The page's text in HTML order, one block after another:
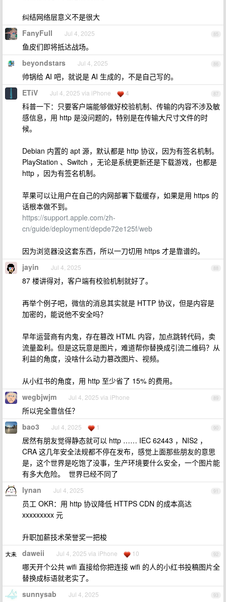
纠结网络层意义不是很大
85
FanyFull Jul 4, 2025
鱼皮们即将抵达战场。
86
beyondstars Jul 4, 2025
帅锅给 AI 吧，就说是 AI 生成的，不是自己写的。
87
ETiV Jul 4, 2025 via iPhone 4
科普一下：只要客户端能够做好校验机制、传输的内容不涉及敏
感信息，用 http 是没问题的，特别是在传输大尺寸文件的时
候。
Debian 内置的 apt 源，默认都是 http 协议，因为有签名机制。
PlayStation 、Switch ，无论是系统更新还是下载游戏，也都是
http ，因为有签名机制。
苹果可以让用户在自己的内网部署下载缓存，如果是用 https 的
话根本做不到。
https://support.apple.com/zh-
cn/guide/deployment/depde72e125f/web
因为浏览器没这套东西，所以一刀切用 https 才是靠谱的。
88
jayin Jul 4, 2025
87 楼讲得对，客户端有校验机制就好了。
再举个例子吧，微信的消息其实就是 HTTP 协议，但是内容是
加密的，能说他不安全吗？
早年运营商有内鬼，存在篡改 HTML 内容，加点跳转代码，卖
流量盈利。但是这玩意是图片，难道帮你替换成引流二维码？从
利益的角度，没啥什么动力篡改图片、视频。
从小红书的角度，用 http 至少省了 15% 的费用。
89
wegbjwjm Jul 4, 2025 via iPhone
所以完全靠信任？
90
bao3 Jul 4, 2025 1
居然有朋友觉得静态就可以 http …… IEC 62443 ，NIS2 ，
CRA 这几年安全法规都不停在发布，感觉上面那些朋友的意思
是，这个世界是吃饱了没事，生产环境要什么安全，一个图片能
有多大危险。 世界已经不同了
91
lynan Jul 4, 2025
员工 OKR：用 http 协议降低 HTTPS CDN 的成本高达
xxxxxxxxx 元
升职加薪技术荣誉奖一把梭
92
daweii Jul 4, 2025 via iPhone 10
哪天开个公共 wifi 直接给你把连接 wifi 的人的小红书投稿图片全
替换成标语就老实了。
93
sunnysab Jul 4, 2025